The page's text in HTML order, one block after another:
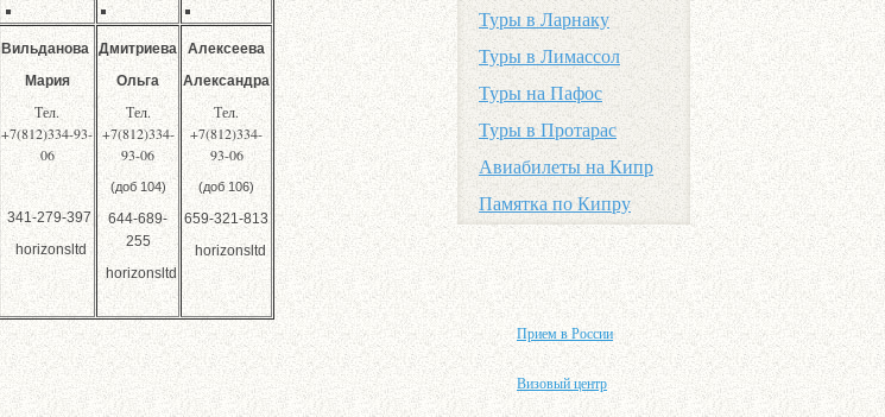
Вильданова
Мария
Тел.
+7(812)334-93-
06
341-279-397
horizonsltd
Дмитриева
Ольга
Тел.
+7(812)334-
93-06
(доб 104)
644-689-
255
horizonsltd
Алексеева
Александра
Тел.
+7(812)334-
93-06
(доб 106)
659-321-813
horizonsltd
Туры в Ларнаку
Туры в Лимассол
Туры на Пафос
Туры в Протарас
Авиабилеты на Кипр
Памятка по Кипру
Прием в России
Визовый центр